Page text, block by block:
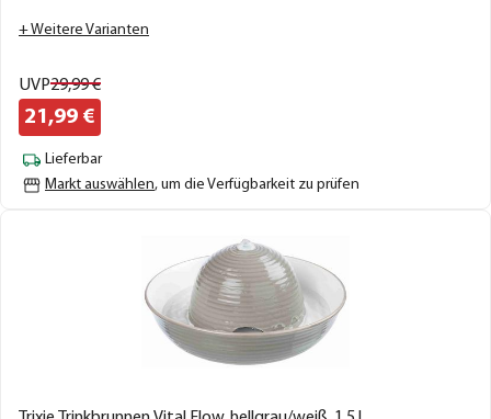
+ Weitere Varianten
UVP29,99€
21,99 €
Lieferbar
Markt auswählen, um die Verfügbarkeit zu prüfen